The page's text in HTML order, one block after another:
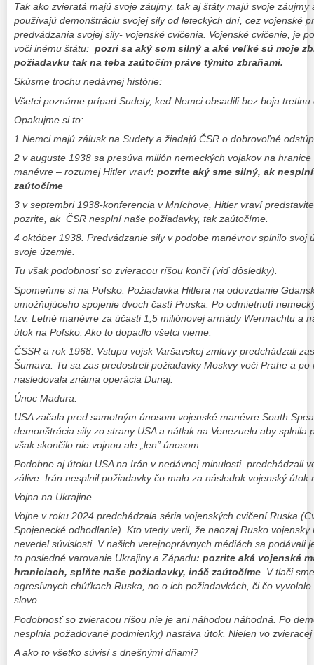
Tak ako zvieratá majú svoje záujmy, tak aj štáty majú svoje
používajú demonštráciu svojej sily od leteckých dní, cez vojenské
predvádzania svojej sily- vojenské cvičenia. Vojenské cvičenie, je
voči inému štátu: pozri sa aký som silný a aké veľké sú moje
požiadavku tak na teba zaútočím práve týmito zbraňami.
Skúsme trochu nedávnej histórie:
Všetci poznáme prípad Sudety, keď Nemci obsadili bez boja
Opakujme si to:
1 Nemci majú zálusk na Sudety a žiadajú ČSR o dobrovoľné
2 v auguste 1938 sa presúva milión nemeckých vojakov na
manévre – rozumej Hitler vraví: pozrite aký sme silný, ak
zaútočíme
3 v septembri 1938-konferencia v Mníchove, Hitler vraví
pozrite, ak ČSR nesplní naše požiadavky, tak zaútočíme.
4 október 1938. Predvádzanie sily v podobe manévrov splnilo svoj
svoje územie.
Tu však podobnosť so zvieracou ríšou končí (viď dôsledky).
Spomeňme si na Poľsko. Požiadavka Hitlera na odovzdanie
umožňujúceho spojenie dvoch častí Pruska. Po odmietnutí
tzv. Letné manévre za účasti 1,5 miliónovej armády Wermachtu a
útok na Poľsko. Ako to dopadlo všetci vieme.
ČSSR a rok 1968. Vstupu vojsk Varšavskej zmluvy predchádzali
Šumava. Tu sa zas predostreli požiadavky Moskvy voči Prahe a
nasledovala známa operácia Dunaj.
Únoc Madura.
USA začala pred samotným únosom vojenské manévre South
demonštrácia sily zo strany USA a nátlak na Venezuelu aby splnila
však skončilo nie vojnou ale „len” únosom.
Podobne aj útoku USA na Irán v nedávnej minulosti predchádzali
zálive. Irán nesplnil požiadavky čo malo za následok vojenský útok
Vojna na Ukrajine.
Vojne v roku 2024 predchádzala séria vojenských cvičení Ruska
Spojenecké odhodlanie). Kto vtedy veril, že naozaj Rusko
nevedel súvislosti. V našich verejnoprávnych médiách sa podávali
to posledné varovanie Ukrajiny a Západu: pozrite aká vojenská
hraniciach, splňte naše požiadavky, ináč zaútočíme. V tlači
agresívnych chúťkach Ruska, no o ich požiadavkách, či čo vyvolalo
slovo.
Podobnosť so zvieracou ríšou nie je ani náhodou náhodná. Po
nesplnia požadované podmienky) nastáva útok. Nielen vo
A ako to všetko súvisí s dnešnými dňami?